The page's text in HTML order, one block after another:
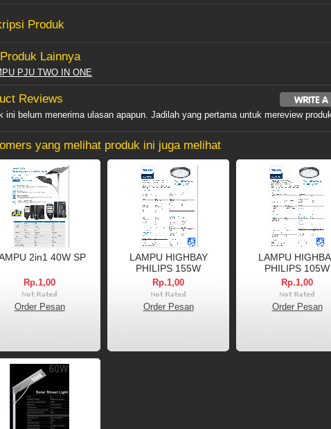
Produk
Lainnya
PJU TWO IN ONE
Reviews
ini belum menerima ulasan apapun. Jadilah yang pertama untuk mereview
yang melihat produk ini juga melihat
2in1 40W SP
Rp.1,00
Order Pesan
LAMPU HIGHBAY
PHILIPS 155W
Rp.1,00
Order Pesan
LAMPU
PHILIPS 105W
Rp.1,00
Order Pesan